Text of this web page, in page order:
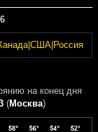
|США Россия
на конец дня
(Москва)